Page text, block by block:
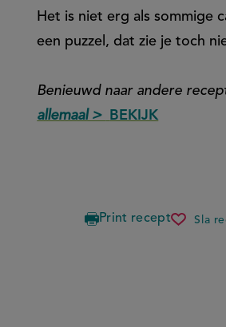
Het is niet erg als sommige
een puzzel, dat zie je toch
Benieuwd naar andere
allemaal >
BEKIJK
Print recept Sla